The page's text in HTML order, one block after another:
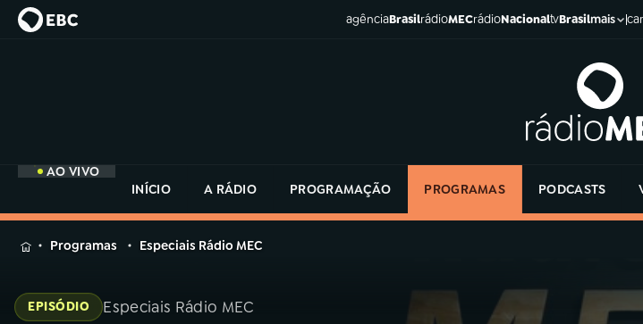
agênciaBrasilrádioMECrádioNacionaltvBrasilmais
AO VIVO
INÍCIO
A RÁDIO PROGRAMAÇÃO PROGRAMAS PODCASTS
MENU
na
Rádio
Programas Especiais Rádio MEC
EPISÓDIO Especiais Rádio MEC